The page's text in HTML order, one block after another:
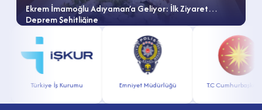
Ekrem İmamoğlu Adıyaman’a Geliyor: İlk Ziyaret
Deprem Şehitliğine
Türkiye İş Kurumu Emniyet Müdürlüğü T.C Cumhurbaşkanlığı